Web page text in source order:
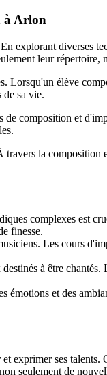
à Arlon
explorant diverses
leur répertoire,
Lorsqu'un élève
de sa vie.
de composition et
travers la
complexes est
finesse.
Les cours
à être
émotions et des
exprimer ses
seulement de